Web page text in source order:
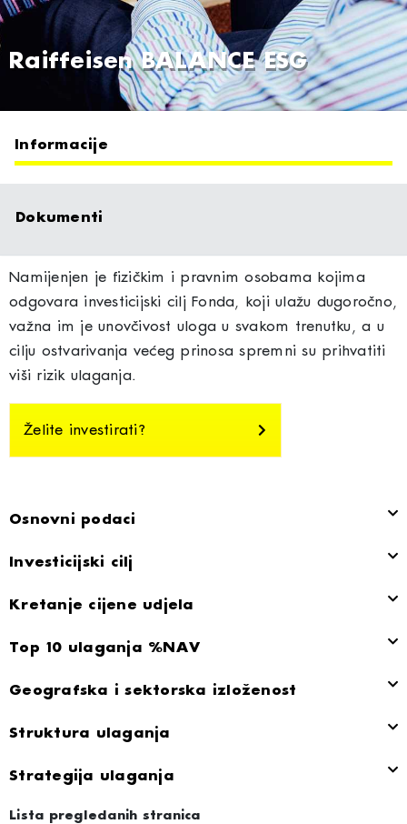
Raiffeisen BALANCE ESG
Informacije
Dokumenti
Namijenjen je fizičkim i pravnim osobama kojima
odgovara investicijski cilj Fonda, koji ulažu dugoročno,
važna im je unovčivost uloga u svakom trenutku, a u
cilju ostvarivanja većeg prinosa spremni su prihvatiti
viši rizik ulaganja.
Želite investirati?
Osnovni podaci
Investicijski cilj
Kretanje cijene udjela
Top 10 ulaganja %NAV
Geografska i sektorska izloženost
Struktura ulaganja
Strategija ulaganja
Lista pregledanih stranica